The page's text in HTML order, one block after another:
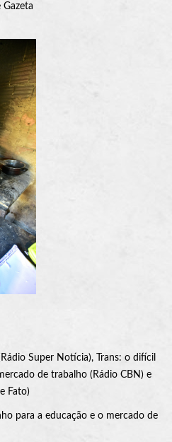
Gazeta
Super Notícia), Trans: o difícil
de trabalho (Rádio CBN) e
Fato)
para a educação e o mercado de